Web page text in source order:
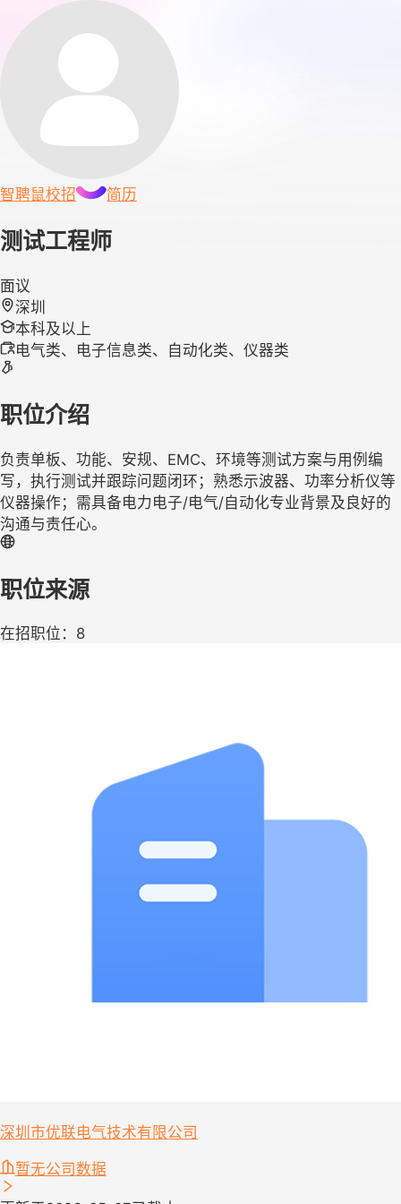
智聘鼠校招 简历
测试工程师
面议
深圳
本科及以上
电气类、电子信息类、自动化类、仪器类
职位介绍
负责单板、功能、安规、EMC、环境等测试方案与用例编
写，执行测试并跟踪问题闭环；熟悉示波器、功率分析仪等
仪器操作；需具备电力电子/电气/自动化专业背景及良好的
沟通与责任心。
职位来源
在招职位：8
深圳市优联电气技术有限公司
暂无公司数据